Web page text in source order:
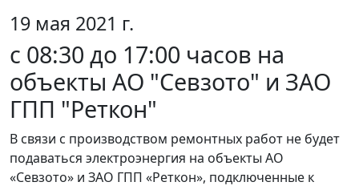
19 мая 2021 г.
с 08:30 до 17:00 часов на
объекты АО "Севзото" и ЗАО
ГПП "Реткон"
В связи с производством ремонтных работ не будет
подаваться электроэнергия на объекты АО
«Севзото» и ЗАО ГПП «Реткон», подключенные к